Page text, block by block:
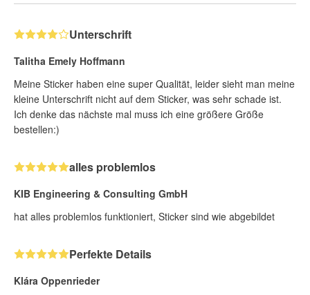
Unterschrift
Talitha Emely Hoffmann
Meine Sticker haben eine super Qualität, leider sieht man meine
kleine Unterschrift nicht auf dem Sticker, was sehr schade ist.
Ich denke das nächste mal muss ich eine größere Größe
bestellen:)
alles problemlos
KIB Engineering & Consulting GmbH
hat alles problemlos funktioniert, Sticker sind wie abgebildet
Perfekte Details
Klára Oppenrieder